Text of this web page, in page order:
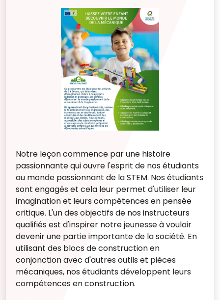
Notre leçon commence par une histoire
passionnante qui ouvre l'esprit de nos étudiants
au monde passionnant de la STEM. Nos étudiants
sont engagés et cela leur permet d'utiliser leur
imagination et leurs compétences en pensée
critique. L'un des objectifs de nos instructeurs
qualifiés est d'inspirer notre jeunesse à vouloir
devenir une partie importante de la société. En
utilisant des blocs de construction en
conjonction avec d'autres outils et pièces
mécaniques, nos étudiants développent leurs
compétences en construction.